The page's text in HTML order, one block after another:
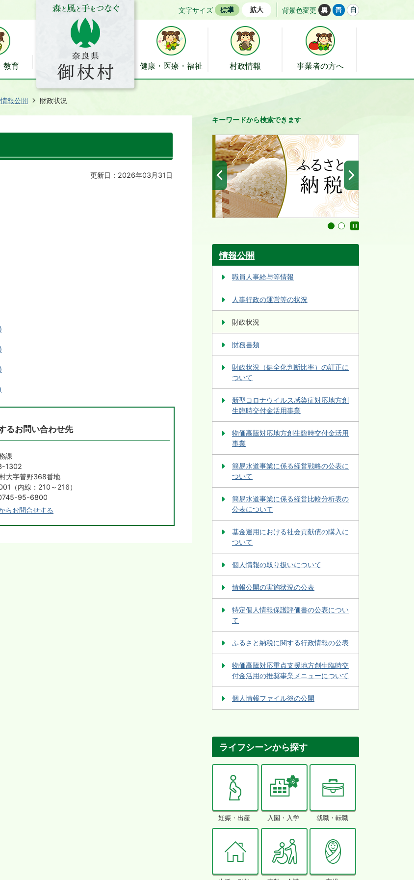
文字サイズ 背景色変更
教育 健康・医療・福祉 村政情報 事業者の方へ
情報公開 財政状況
更新日：2026年03月31日
るお問い合わせ先
課
1302
大字菅野368番地
（内線：210～216）
95-6800
らお問合せする
キーワードから検索できます
前へ
1 2
情報公開
職員人事給与等情報
人事行政の運営等の状況
財政状況
財務書類
財政状況（健全化判断比率）の訂正に
ついて
新型コロナウイルス感染症対応地方創
生臨時交付金活用事業
物価高騰対応地方創生臨時交付金活用
事業
簡易水道事業に係る経営戦略の公表に
ついて
簡易水道事業に係る経営比較分析表の
公表について
基金運用における社会貢献債の購入に
ついて
個人情報の取り扱いについて
情報公開の実施状況の公表
特定個人情報保護評価書の公表につい
て
ふるさと納税に関する行政情報の公表
物価高騰対応重点支援地方創生臨時交
付金活用の推奨事業メニューについて
個人情報ファイル簿の公開
ライフシーンから探す
妊娠・出産 入園・入学 就職・転職